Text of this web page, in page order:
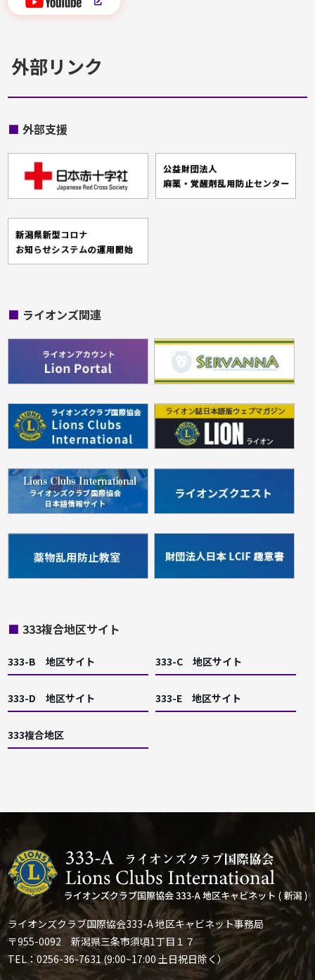
外部リンク
■ 外部支援
■ ライオンズ関連
■ 333複合地区サイト
333-B 地区サイト 333-C 地区サイト
333-D 地区サイト 333-E 地区サイト
333複合地区
ライオンズクラブ国際協会333-A 地区キャビネット事務局
〒955-0092 新潟県三条市須頃1丁目１７
TEL：0256-36-7631 (9:00~17:00 土日祝日除く）